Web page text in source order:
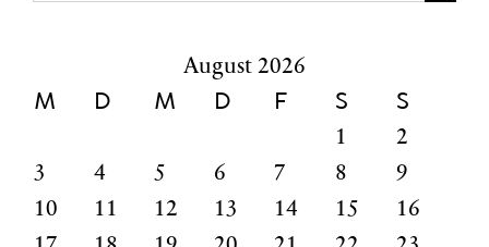
August 2026
M D M D F S S
1
2
3
4 5 6 7 8
9
10
11 12 13 14 15
16